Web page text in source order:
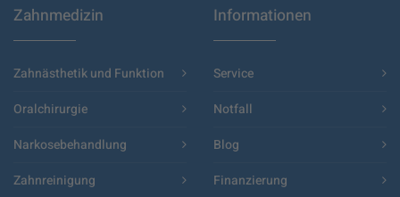
Zahnmedizin
Zahnästhetik und Funktion
Oralchirurgie
Narkosebehandlung
Zahnreinigung
Informationen
Service
Notfall
Blog
Finanzierung